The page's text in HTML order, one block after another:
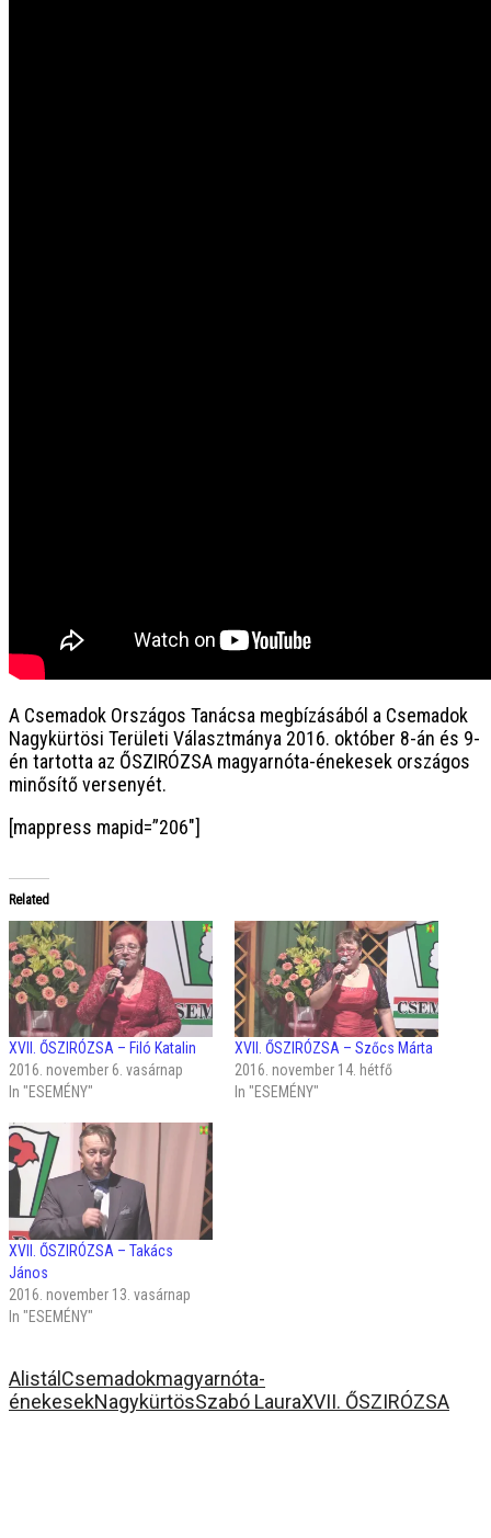
A Csemadok Országos Tanácsa megbízásából a Csemadok
Nagykürtösi Területi Választmánya 2016. október 8-án és 9-
én tartotta az ŐSZIRÓZSA magyarnóta-énekesek országos
minősítő versenyét.
[mappress mapid=”206″]
Related
XVII. ŐSZIRÓZSA – Filó Katalin
2016. november 6. vasárnap
In "ESEMÉNY"
XVII. ŐSZIRÓZSA – Szőcs Márta
2016. november 14. hétfő
In "ESEMÉNY"
XVII. ŐSZIRÓZSA – Takács
János
2016. november 13. vasárnap
In "ESEMÉNY"
AlistálCsemadokmagyarnóta-
énekesekNagykürtösSzabó LauraXVII. ŐSZIRÓZSA